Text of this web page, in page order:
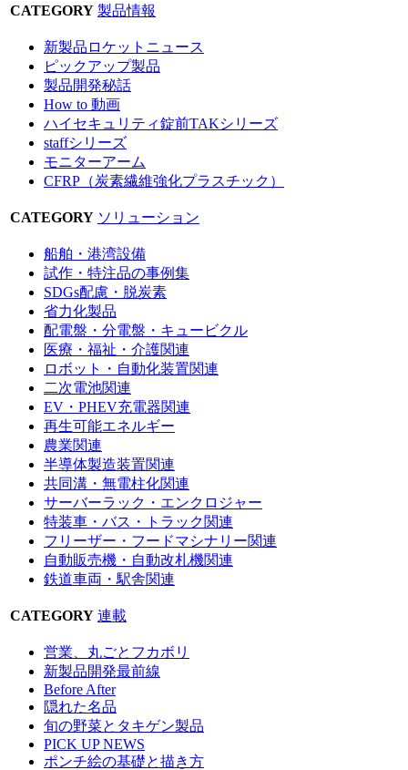
CATEGORY 製品情報
新製品ロケットニュース
ピックアップ製品
製品開発秘話
How to 動画
ハイセキュリティ錠前TAKシリーズ
staffシリーズ
モニターアーム
CFRP（炭素繊維強化プラスチック）
CATEGORY ソリューション
船舶・港湾設備
試作・特注品の事例集
SDGs配慮・脱炭素
省力化製品
配電盤・分電盤・キュービクル
医療・福祉・介護関連
ロボット・自動化装置関連
二次電池関連
EV・PHEV充電器関連
再生可能エネルギー
農業関連
半導体製造装置関連
共同溝・無電柱化関連
サーバーラック・エンクロジャー
特装車・バス・トラック関連
フリーザー・フードマシナリー関連
自動販売機・自動改札機関連
鉄道車両・駅舎関連
CATEGORY 連載
営業、丸ごとフカボリ
新製品開発最前線
Before After
隠れた名品
旬の野菜とタキゲン製品
PICK UP NEWS
ポンチ絵の基礎と描き方